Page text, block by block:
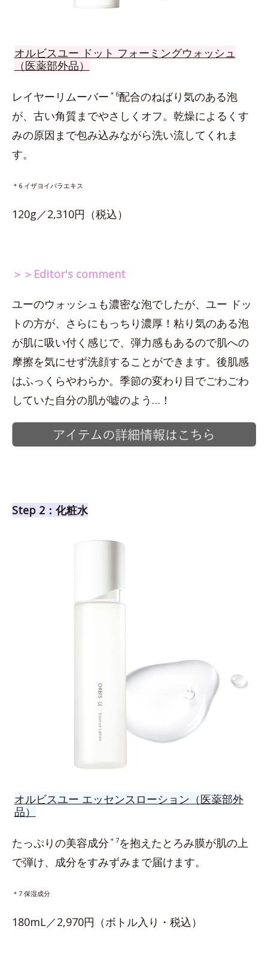
オルビスユー ドット フォーミングウォッシュ
（医薬部外品）
レイヤーリムーバー ＊6配合のねばり気のある泡
が、古い角質までやさしくオフ。乾燥によるくす
みの原因まで包み込みながら洗い流してくれま
す。
＊6 イザヨイバラエキス
120g／2,310円（税込）
＞＞Editor's comment
ユーのウォッシュも濃密な泡でしたが、ユー ドッ
トの方が、さらにもっちり濃厚！粘り気のある泡
が肌に吸い付く感じで、弾力感もあるので肌への
摩擦を気にせず洗顔することができます。後肌感
はふっくらやわらか。季節の変わり目でごわごわ
していた自分の肌が嘘のよう…！
Step 2：化粧水
オルビスユー エッセンスローション（医薬部外
品）
たっぷりの美容成分 ＊7を抱えたとろみ膜が肌の上
で弾け、成分をすみずみまで届けます。
＊7 保湿成分
180mL／2,970円（ボトル入り・税込）